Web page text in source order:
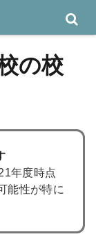
の校
年度時点
能性が特に